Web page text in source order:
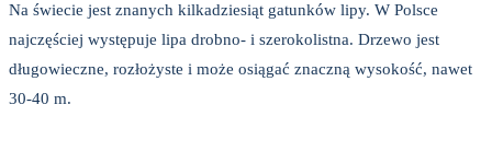
Na świecie jest znanych kilkadziesiąt gatunków lipy. W Polsce
najczęściej występuje lipa drobno- i szerokolistna. Drzewo jest
długowieczne, rozłożyste i może osiągać znaczną wysokość, nawet
30-40 m.